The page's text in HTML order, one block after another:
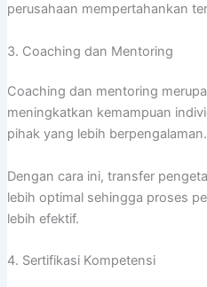
perusahaan mempertahankan
3. Coaching dan Mentoring
Coaching dan mentoring
meningkatkan kemampuan
pihak yang lebih berpengalaman.
Dengan cara ini, transfer
lebih optimal sehingga proses
lebih efektif.
4. Sertifikasi Kompetensi